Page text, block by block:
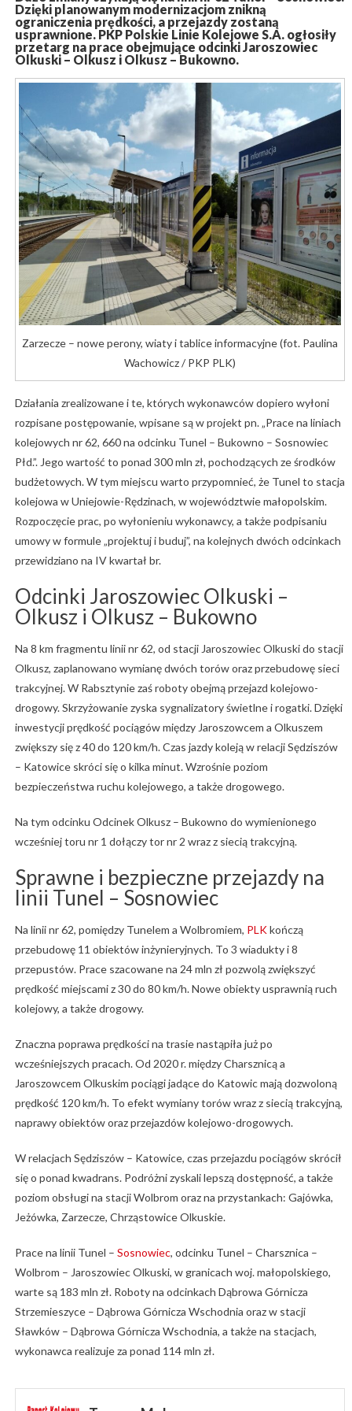
Dzięki planowanym modernizacjom znikną
ograniczenia prędkości, a przejazdy zostaną
usprawnione. PKP Polskie Linie Kolejowe S.A. ogłosiły
przetarg na prace obejmujące odcinki Jaroszowiec
Olkuski – Olkusz i Olkusz – Bukowno.
Zarzecze – nowe perony, wiaty i tablice informacyjne (fot. Paulina
Wachowicz / PKP PLK)
Działania zrealizowane i te, których wykonawców dopiero wyłoni
rozpisane postępowanie, wpisane są w projekt pn. „Prace na liniach
kolejowych nr 62, 660 na odcinku Tunel – Bukowno – Sosnowiec
Płd.”. Jego wartość to ponad 300 mln zł, pochodzących ze środków
budżetowych. W tym miejscu warto przypomnieć, że Tunel to stacja
kolejowa w Uniejowie-Rędzinach, w województwie małopolskim.
Rozpoczęcie prac, po wyłonieniu wykonawcy, a także podpisaniu
umowy w formule „projektuj i buduj”, na kolejnych dwóch odcinkach
przewidziano na IV kwartał br.
Odcinki Jaroszowiec Olkuski –
Olkusz i Olkusz – Bukowno
Na 8 km fragmentu linii nr 62, od stacji Jaroszowiec Olkuski do stacji
Olkusz, zaplanowano wymianę dwóch torów oraz przebudowę sieci
trakcyjnej. W Rabsztynie zaś roboty obejmą przejazd kolejowo-
drogowy. Skrzyżowanie zyska sygnalizatory świetlne i rogatki. Dzięki
inwestycji prędkość pociągów między Jaroszowcem a Olkuszem
zwiększy się z 40 do 120 km/h. Czas jazdy koleją w relacji Sędziszów
– Katowice skróci się o kilka minut. Wzrośnie poziom
bezpieczeństwa ruchu kolejowego, a także drogowego.
Na tym odcinku Odcinek Olkusz – Bukowno do wymienionego
wcześniej toru nr 1 dołączy tor nr 2 wraz z siecią trakcyjną.
Sprawne i bezpieczne przejazdy na
linii Tunel – Sosnowiec
Na linii nr 62, pomiędzy Tunelem a Wolbromiem, PLKkończą
przebudowę 11 obiektów inżynieryjnych. To 3 wiadukty i 8
przepustów. Prace szacowane na 24 mln zł pozwolą zwiększyć
prędkość miejscami z 30 do 80 km/h. Nowe obiekty usprawnią ruch
kolejowy, a także drogowy.
Znaczna poprawa prędkości na trasie nastąpiła już po
wcześniejszych pracach. Od 2020 r. między Charsznicą a
Jaroszowcem Olkuskim pociągi jadące do Katowic mają dozwoloną
prędkość 120 km/h. To efekt wymiany torów wraz z siecią trakcyjną,
naprawy obiektów oraz przejazdów kolejowo-drogowych.
W relacjach Sędziszów – Katowice, czas przejazdu pociągów skrócił
się o ponad kwadrans. Podróżni zyskali lepszą dostępność, a także
poziom obsługi na stacji Wolbrom oraz na przystankach: Gajówka,
Jeżówka, Zarzecze, Chrząstowice Olkuskie.
Prace na linii Tunel – Sosnowiec, odcinku Tunel – Charsznica –
Wolbrom – Jaroszowiec Olkuski, w granicach woj. małopolskiego,
warte są 183 mln zł. Roboty na odcinkach Dąbrowa Górnicza
Strzemieszyce – Dąbrowa Górnicza Wschodnia oraz w stacji
Sławków – Dąbrowa Górnicza Wschodnia, a także na stacjach,
wykonawca realizuje za ponad 114 mln zł.